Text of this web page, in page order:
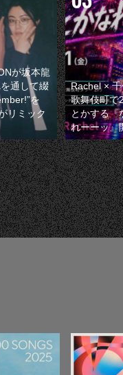
が坂本龍
通して綴
を
リミック
Rachel ×
歌舞伎町で
とかする『
れーーッ』